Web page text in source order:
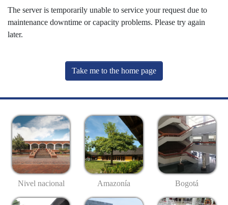
The server is temporarily unable to service your request due to
maintenance downtime or capacity problems. Please try again
later.
Take me to the home page
Nivel nacional Amazonía Bogotá